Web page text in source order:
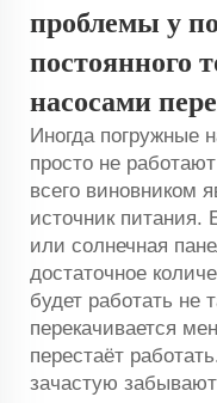
проблемы у
постоянного
насосами
Иногда погружные
просто не
всего виновником
источник питания.
или солнечная
достаточное
будет работать не
перекачивается
перестаёт
зачастую